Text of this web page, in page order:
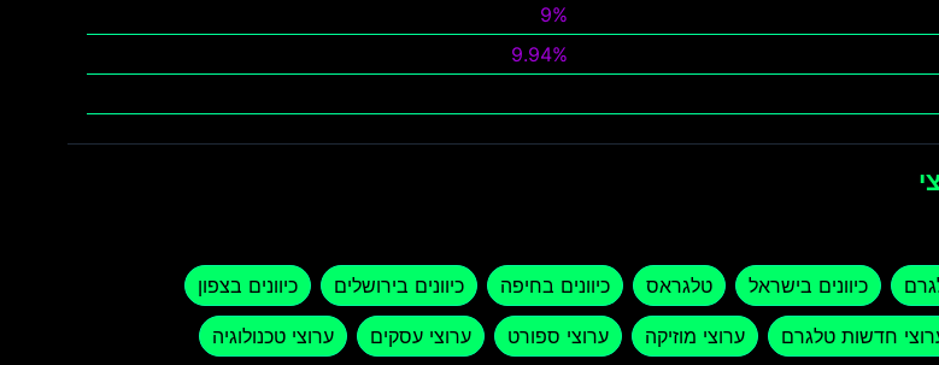
9%
9.94%
כיוונים בישראל טלגראס כיוונים בחיפה כיוונים בירושלים כיוונים בצפון
חדשות טלגרם ערוצי מוזיקה ערוצי ספורט ערוצי עסקים ערוצי טכנולוגיה